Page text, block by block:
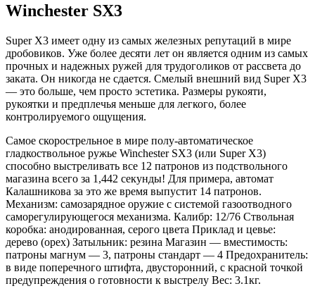
Winchester SX3
Super X3 имеет одну из самых железных репутаций в мире
дробовиков. Уже более десяти лет он является одним из самых
прочных и надежных ружей для трудоголиков от рассвета до
заката. Он никогда не сдается. Смелый внешний вид Super X3
— это больше, чем просто эстетика. Размеры рукояти,
рукоятки и предплечья меньше для легкого, более
контролируемого ощущения.
Самое скорострельное в мире полу-автоматическое
гладкоствольное ружье Winchester SX3 (или Super X3)
способно выстреливать все 12 патронов из подствольного
магазина всего за 1,442 секунды! Для примера, автомат
Калашникова за это же время выпустит 14 патронов.
Механизм: самозарядное оружие с системой газоотводного
саморегулирующегося механизма. Калибр: 12/76 Ствольная
коробка: анодированная, серого цвета Приклад и цевье:
дерево (орех) Затыльник: резина Магазин — вместимость:
патроны магнум — 3, патроны стандарт — 4 Предохранитель:
в виде поперечного штифта, двусторонний, с красной точкой
предупреждения о готовности к выстрелу Вес: 3.1кг.